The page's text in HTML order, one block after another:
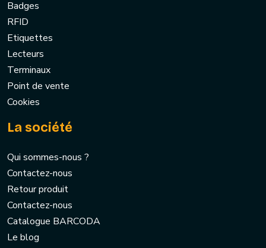
Badges
RFID
Etiquettes
Lecteurs
Terminaux
Point de vente
Cookies
La société
Qui sommes-nous ?
Contactez-nous
Retour produit
Contactez-nous
Catalogue BARCODA
Le blog